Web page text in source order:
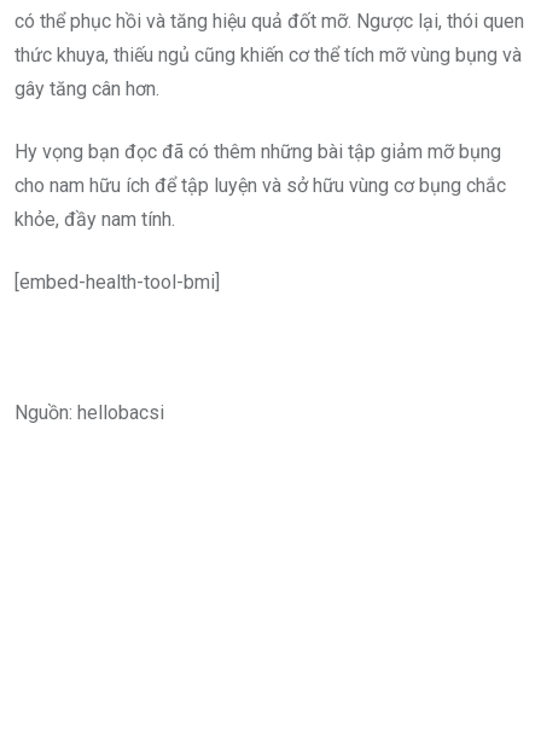
có thể phục hồi và tăng hiệu quả đốt mỡ. Ngược lại, thói quen
thức khuya, thiếu ngủ cũng khiến cơ thể tích mỡ vùng bụng và
gây tăng cân hơn.
Hy vọng bạn đọc đã có thêm những bài tập giảm mỡ bụng
cho nam hữu ích để tập luyện và sở hữu vùng cơ bụng chắc
khỏe, đầy nam tính.
[embed-health-tool-bmi]
Nguồn: hellobacsi